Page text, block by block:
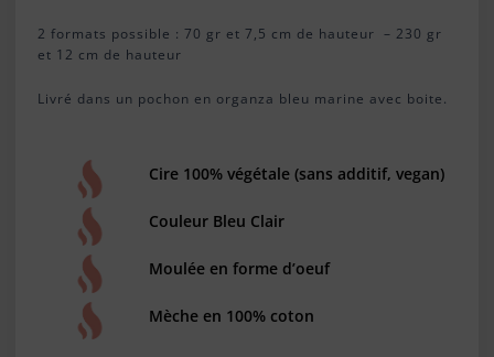
2 formats possible : 70 gr et 7,5 cm de hauteur – 230 gr
et 12 cm de hauteur
Livré dans un pochon en organza bleu marine avec boite.
Cire 100% végétale (sans additif, vegan)
Couleur Bleu Clair
Moulée en forme d’oeuf
Mèche en 100% coton